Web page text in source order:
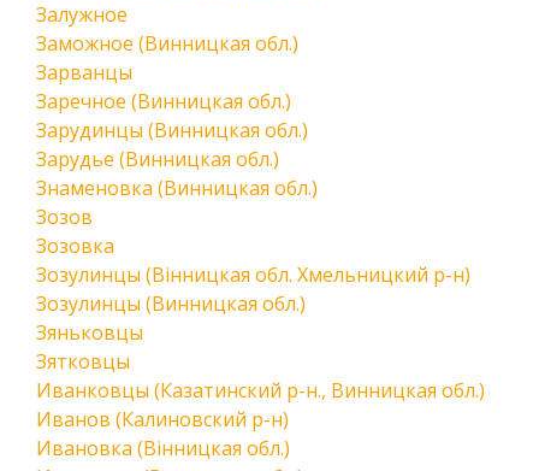
Залужное
Заможное (Винницкая обл.)
Зарванцы
Заречное (Винницкая обл.)
Зарудинцы (Винницкая обл.)
Зарудье (Винницкая обл.)
Знаменовка (Винницкая обл.)
Зозов
Зозовка
Зозулинцы (Вінницкая обл. Хмельницкий р-н)
Зозулинцы (Винницкая обл.)
Зяньковцы
Зятковцы
Иванковцы (Казатинский р-н., Винницкая обл.)
Иванов (Калиновский р-н)
Ивановка (Вінницкая обл.)